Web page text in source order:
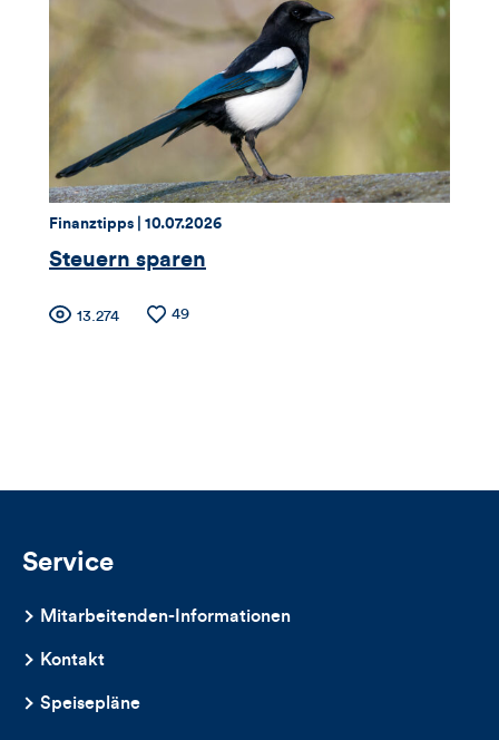
Views,
Likes
und
Kommentare
dieses
Artikels
Thema:
Finanztipps | Datum:
10.07.2026
Steuern sparen
Zähler
Kommentare
dieses
Artikels
Anzahl13.274
Anzahl
49
Service
Mitarbeitenden-Informationen
Kontakt
Speisepläne